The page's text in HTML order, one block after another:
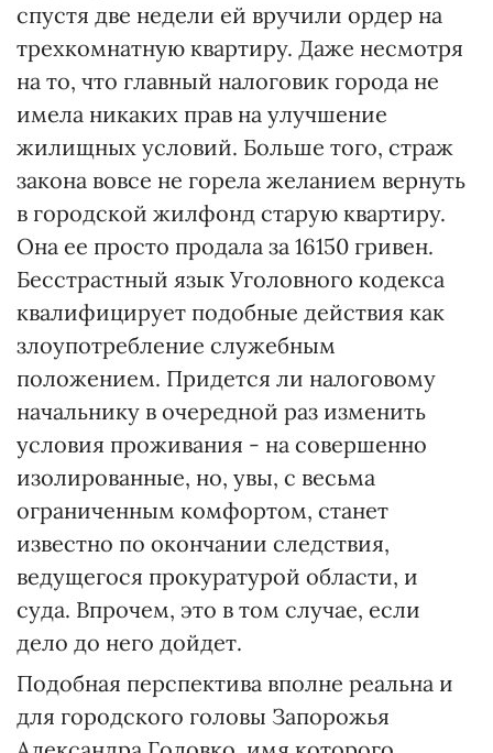
спустя две недели ей вручили ордер на
трехкомнатную квартиру. Даже несмотря
на то, что главный налоговик города не
имела никаких прав на улучшение
жилищных условий. Больше того, страж
закона вовсе не горела желанием вернуть
в городской жилфонд старую квартиру.
Она ее просто продала за 16150 гривен.
Бесстрастный язык Уголовного кодекса
квалифицирует подобные действия как
злоупотребление служебным
положением. Придется ли налоговому
начальнику в очередной раз изменить
условия проживания - на совершенно
изолированные, но, увы, с весьма
ограниченным комфортом, станет
известно по окончании следствия,
ведущегося прокуратурой области, и
суда. Впрочем, это в том случае, если
дело до него дойдет.
Подобная перспектива вполне реальна и
для городского головы Запорожья